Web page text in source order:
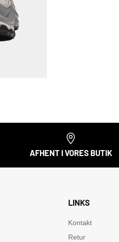
AFHENT I VORES BUTIK
LINKS
Kontakt
Retur